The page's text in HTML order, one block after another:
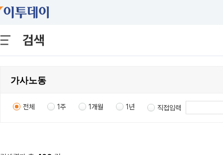
검색
전체 1주 1개월 1년 직접입력